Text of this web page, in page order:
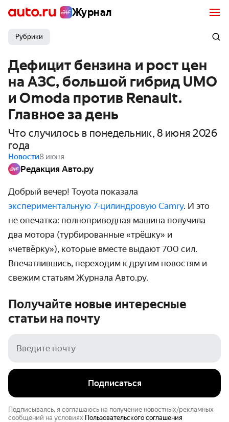
Журнал
Рубрики
Дефицит бензина и рост цен
на АЗС, большой гибрид UMO
и Omoda против Renault.
Главное за день
Что случилось в понедельник, 8 июня 2026
года
Новости8 июня
Редакция Авто.ру
Добрый вечер! Toyota показала
экспериментальную 7-цилиндровую Camry. И это
не опечатка: полноприводная машина получила
два мотора (турбированные «трёшку» и
«четвёрку»), которые вместе выдают 700 сил.
Впечатлившись, переходим к другим новостям и
свежим статьям Журнала Авто.ру.
Получайте новые интересные
статьи на почту
Подписаться
Подписываясь, я соглашаюсь на получение новостных/рекламных
сообщений на условиях Пользовательского соглашения